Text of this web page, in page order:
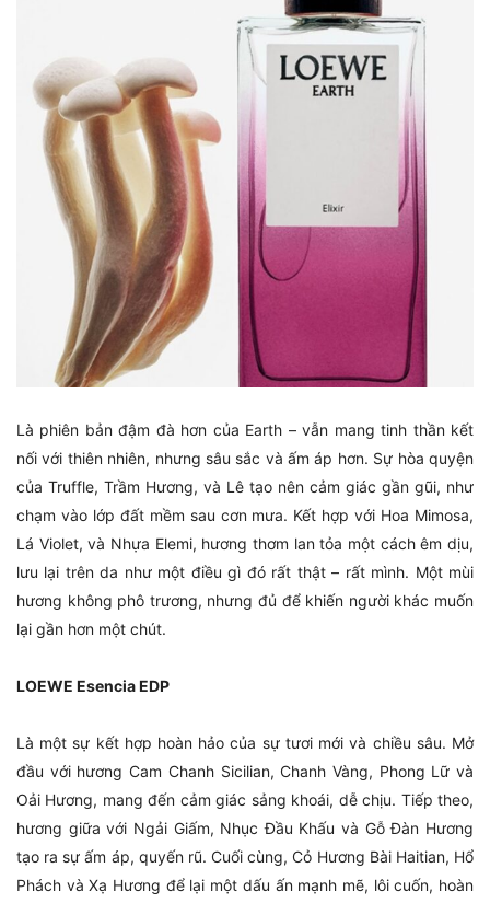
Là phiên bản đậm đà hơn của Earth – vẫn mang tinh thần kết
nối với thiên nhiên, nhưng sâu sắc và ấm áp hơn. Sự hòa quyện
của Truffle, Trầm Hương, và Lê tạo nên cảm giác gần gũi, như
chạm vào lớp đất mềm sau cơn mưa. Kết hợp với Hoa Mimosa,
Lá Violet, và Nhựa Elemi, hương thơm lan tỏa một cách êm dịu,
lưu lại trên da như một điều gì đó rất thật – rất mình. Một mùi
hương không phô trương, nhưng đủ để khiến người khác muốn
lại gần hơn một chút.
LOEWE Esencia EDP
Là một sự kết hợp hoàn hảo của sự tươi mới và chiều sâu. Mở
đầu với hương Cam Chanh Sicilian, Chanh Vàng, Phong Lữ và
Oải Hương, mang đến cảm giác sảng khoái, dễ chịu. Tiếp theo,
hương giữa với Ngải Giấm, Nhục Đầu Khấu và Gỗ Đàn Hương
tạo ra sự ấm áp, quyến rũ. Cuối cùng, Cỏ Hương Bài Haitian, Hổ
Phách và Xạ Hương để lại một dấu ấn mạnh mẽ, lôi cuốn, hoàn